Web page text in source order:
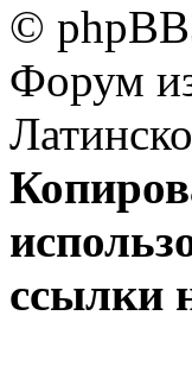
©
Форум
ссылки